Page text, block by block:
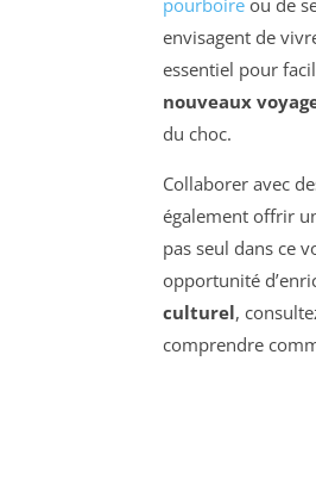
envisagent de
essentiel pour
nouveaux
du choc.
Collaborer avec
également offrir
pas seul dans ce
opportunité
culturel,
comprendre